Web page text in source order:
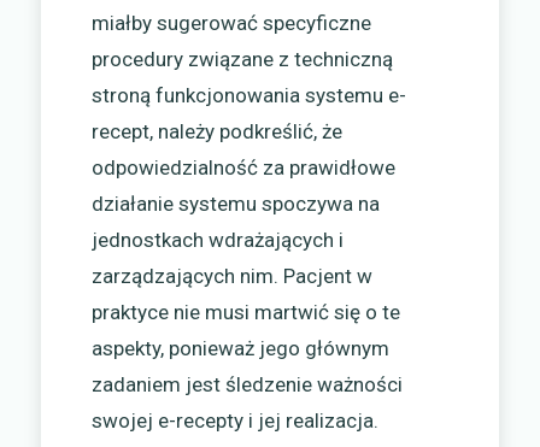
miałby sugerować specyficzne
procedury związane z techniczną
stroną funkcjonowania systemu e-
recept, należy podkreślić, że
odpowiedzialność za prawidłowe
działanie systemu spoczywa na
jednostkach wdrażających i
zarządzających nim. Pacjent w
praktyce nie musi martwić się o te
aspekty, ponieważ jego głównym
zadaniem jest śledzenie ważności
swojej e-recepty i jej realizacja.